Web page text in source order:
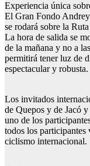
Experiencia única
El Gran Fondo
se rodará sobre la
La hora de salida se
de la mañana y no a
permitirá tener luz de
espectacular y robusta.
Los invitados
de Quepos y de Jacó y
uno de los
todos los participantes
ciclismo internacional.